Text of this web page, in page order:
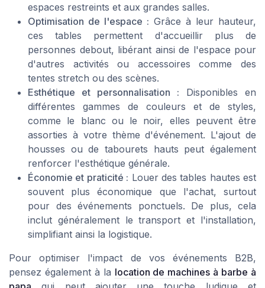
espaces restreints et aux grandes salles.
Optimisation de l'espace : Grâce à leur hauteur,
ces tables permettent d'accueillir plus de
personnes debout, libérant ainsi de l'espace pour
d'autres activités ou accessoires comme des
tentes stretch ou des scènes.
Esthétique et personnalisation : Disponibles en
différentes gammes de couleurs et de styles,
comme le blanc ou le noir, elles peuvent être
assorties à votre thème d'événement. L'ajout de
housses ou de tabourets hauts peut également
renforcer l'esthétique générale.
Économie et praticité : Louer des tables hautes est
souvent plus économique que l'achat, surtout
pour des événements ponctuels. De plus, cela
inclut généralement le transport et l'installation,
simplifiant ainsi la logistique.
Pour optimiser l'impact de vos événements B2B,
pensez également à la location de machines à barbe à